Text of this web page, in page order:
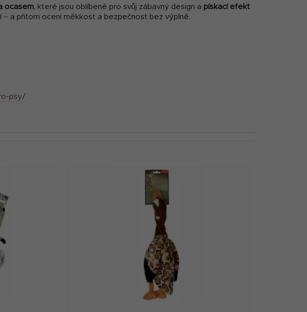
ocasem, které jsou oblíbené pro svůj zábavný design a pískací efekt
– a přitom ocení měkkost a bezpečnost bez výplně.
psy/